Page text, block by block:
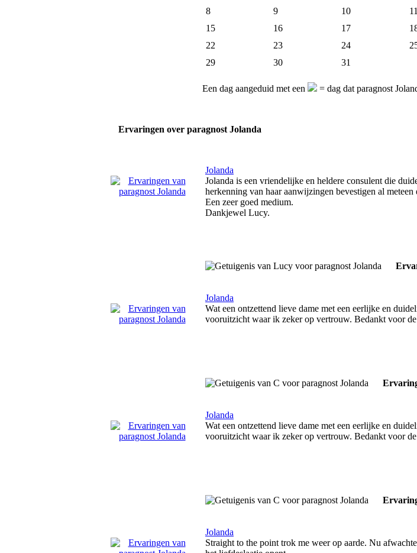
8
9 10 11
15
16 17
22
23 24
29
30 31
Een dag aangeduid met een = dag dat paragnost
Ervaringen over paragnost Jolanda
Jolanda
Jolanda is een vriendelijke en heldere consulent die
herkenning van haar aanwijzingen bevestigen al meteen
Een zeer goed medium.
Dankjewel Lucy.
Jolanda
Wat een ontzettend lieve dame met een eerlijke en
vooruitzicht waar ik zeker op vertrouw. Bedankt voor
Jolanda
Wat een ontzettend lieve dame met een eerlijke en
vooruitzicht waar ik zeker op vertrouw. Bedankt voor
Jolanda
Straight to the point trok me weer op aarde. Nu